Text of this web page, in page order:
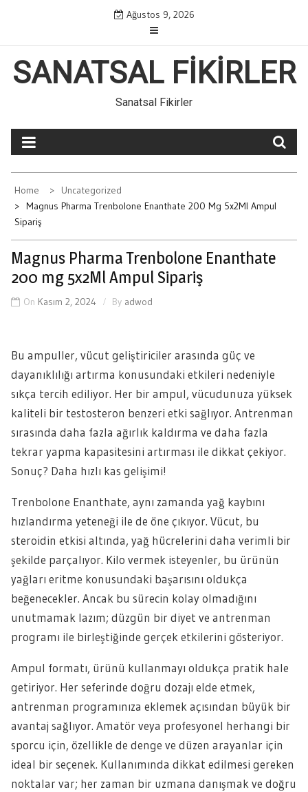
content
Ağustos 9, 2026
SANATSAL FIKIRLER
Sanatsal Fikirler
Home
Uncategorized
Magnus Pharma Trenbolone Enanthate 200 Mg 5x2Ml Ampul
Sipariş
Magnus Pharma Trenbolone Enanthate
200 mg 5x2Ml Ampul Sipariş
On Kasım 2, 2024 By adwod
Bu ampuller, vücut geliştiriciler arasında güç ve
dayanıklılığı artırma konusundaki etkileri nedeniyle
sıkça tercih ediliyor. Her bir ampul, vücudunuza yüksek
kaliteli bir testosteron benzeri etki sağlıyor. Antrenman
sırasında daha fazla ağırlık kaldırma ve daha fazla
tekrar yapma kapasitesini artırması ile dikkat çekiyor.
Sonuç? Daha hızlı kas gelişimi!
Trenbolone Enanthate, aynı zamanda yağ kaybını
hızlandırma yeteneği ile de öne çıkıyor. Vücut, bu
steroidin etkisi altında, yağ hücrelerini daha verimli bir
şekilde parçalıyor. Kilo vermek isteyenler, bu ürünün
yağları eritme konusundaki başarısını oldukça
beğenecekler. Ancak bu sürecin kolay olmadığını
unutmamak lazım; düzgün bir diyet ve antrenman
programı ile birleştiğinde gerçek etkilerini gösteriyor.
Ampul formatı, ürünü kullanmayı oldukça pratik hale
getiriyor. Her seferinde doğru dozajı elde etmek,
antrenman programınıza eklemek açısından büyük bir
avantaj sağlıyor. Amatör veya profesyonel herhangi bir
sporcu için, özellikle de denge ve düzen arayanlar için
ideal bir seçenek. Kullanımında dikkat edilmesi gereken
noktalar var; her zaman bir uzmana danışmak ve doğru